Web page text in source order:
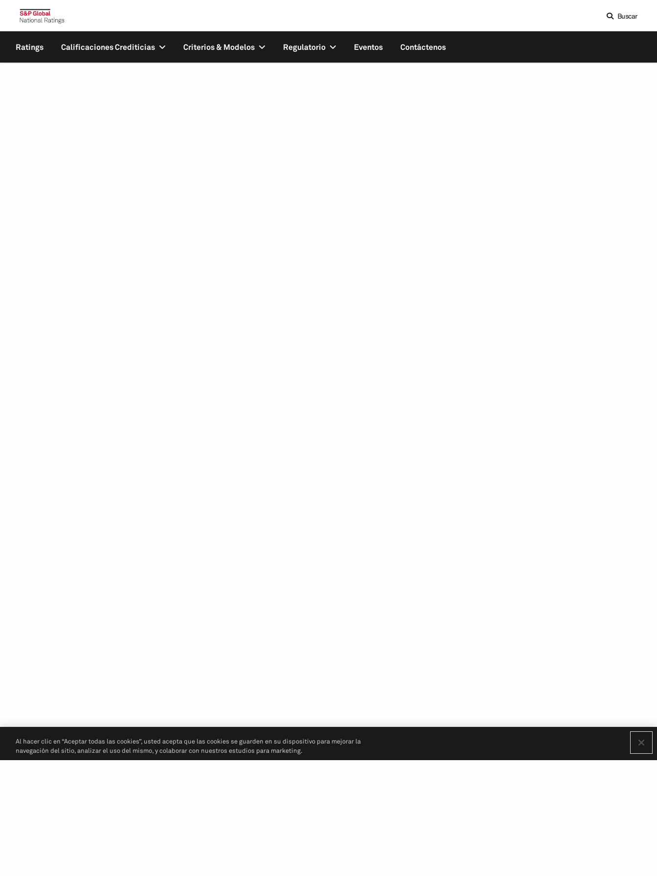
Buscar
Ratings Calificaciones Crediticias Criterios & Modelos Regulatorio Eventos Contáctenos
Al hacer clic en “Aceptar todas las cookies”, usted acepta que las cookies se guarden en su dispositivo para mejorar la
navegación del sitio, analizar el uso del mismo, y colaborar con nuestros estudios para marketing.